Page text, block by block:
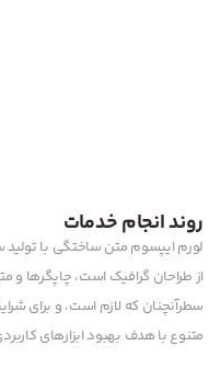
روند انجام خدمات
لورم ایپسوم متن ساختگی با
از طراحان گرافیک است، چاپگرها و
سطرآنچنان که لازم است، و برای
متنوع با هدف بهبود ابزارهای